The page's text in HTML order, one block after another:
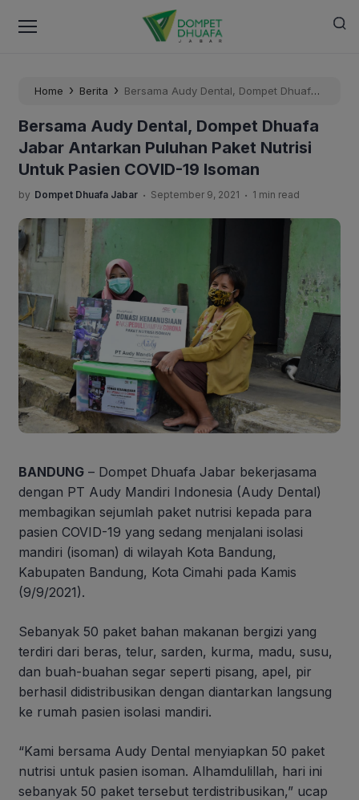
Home › Berita › Bersama Audy Dental, Dompet Dhuafa
COVID-19 Isoman
Bersama Audy Dental, Dompet Dhuafa
Jabar Antarkan Puluhan Paket Nutrisi
Untuk Pasien COVID-19 Isoman
by Dompet Dhuafa Jabar . September 9, 2021 . 1 min read
BANDUNG – Dompet Dhuafa Jabar bekerjasama
dengan PT Audy Mandiri Indonesia (Audy Dental)
membagikan sejumlah paket nutrisi kepada para
pasien COVID-19 yang sedang menjalani isolasi
mandiri (isoman) di wilayah Kota Bandung,
Kabupaten Bandung, Kota Cimahi pada Kamis
(9/9/2021).
Sebanyak 50 paket bahan makanan bergizi yang
terdiri dari beras, telur, sarden, kurma, madu, susu,
dan buah-buahan segar seperti pisang, apel, pir
berhasil didistribusikan dengan diantarkan langsung
ke rumah pasien isolasi mandiri.
“Kami bersama Audy Dental menyiapkan 50 paket
nutrisi untuk pasien isoman. Alhamdulillah, hari ini
sebanyak 50 paket tersebut terdistribusikan,” ucap